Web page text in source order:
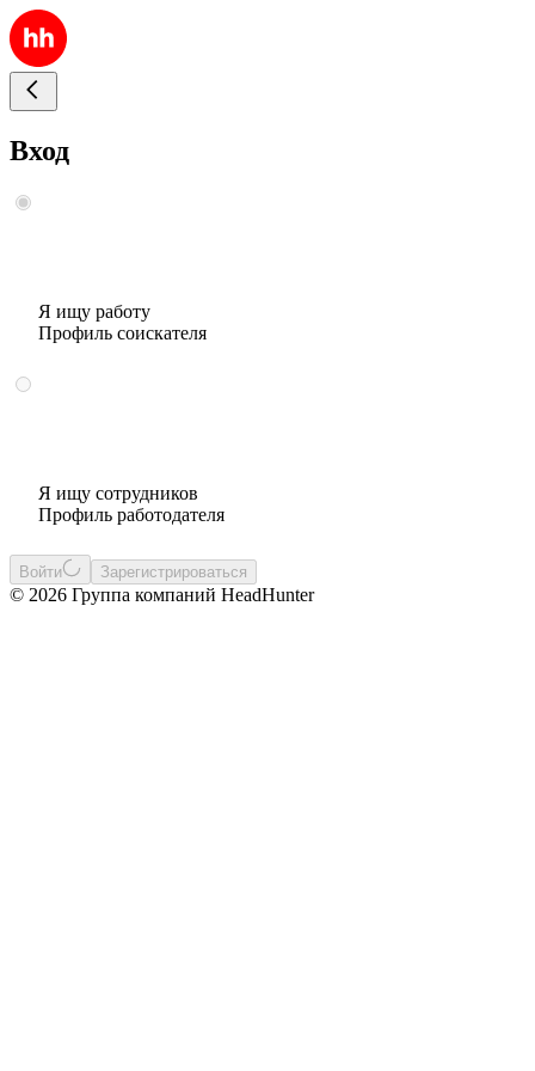
Вход
Я ищу работу
Профиль соискателя
Я ищу сотрудников
Профиль работодателя
Войти Зарегистрироваться
© 2026 Группа компаний HeadHunter